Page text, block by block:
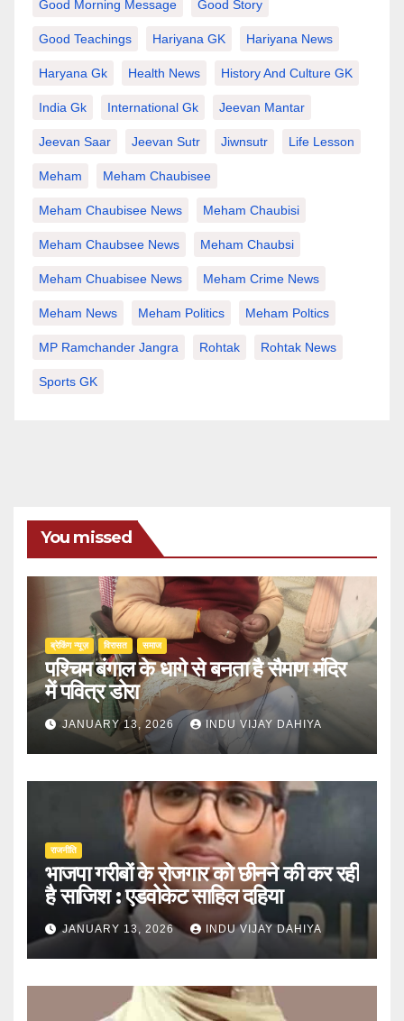
Good Morning Message Good Story
Good Teachings Hariyana GK Hariyana News
Haryana Gk Health News History And Culture GK
India Gk International Gk Jeevan Mantar
Jeevan Saar Jeevan Sutr Jiwnsutr Life Lesson
Meham Meham Chaubisee
Meham Chaubisee News Meham Chaubisi
Meham Chaubsee News Meham Chaubsi
Meham Chuabisee News Meham Crime News
Meham News Meham Politics Meham Poltics
MP Ramchander Jangra Rohtak Rohtak News
Sports GK
You missed
ब्रेकिंग न्यूज़ ‍‍विरासत समाज
पश्चिम बंगाल के धागे से बनता है सैमाण मंदिर
में पवित्र डोरा
JANUARY 13, 2026 INDU VIJAY DAHIYA
राजनीति
भाजपा गरीबों के रोजगार को छीनने की कर रही
है साजिश : एडवोकेट साहिल दहिया
JANUARY 13, 2026 INDU VIJAY DAHIYA